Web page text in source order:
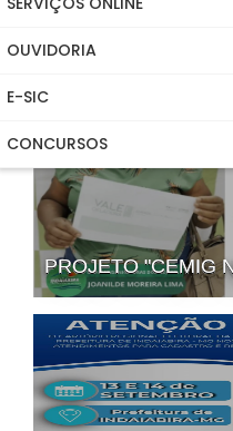
OUVIDORIA
E-SIC
CONCURSOS
PROJETO "CEMIG